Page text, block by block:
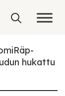
hukattu